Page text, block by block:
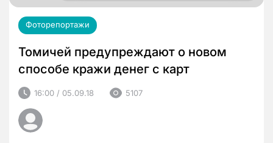
Фоторепортажи
Томичей предупреждают о новом
способе кражи денег с карт
16:00 / 05.09.18 5107